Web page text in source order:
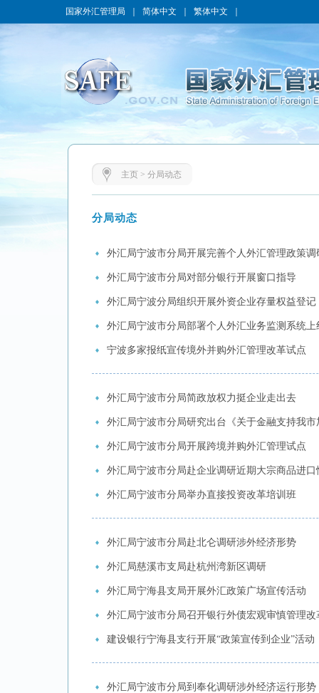
国家外汇管理局 简体中文 繁体中文
主页> 分局动态
分局动态
外汇局宁波市分局开展完善个人外汇管理政策调
外汇局宁波市分局对部分银行开展窗口指导
外汇局宁波分局组织开展外资企业存量权益登记
外汇局宁波市分局部署个人外汇业务监测系统上
宁波多家报纸宣传境外并购外汇管理改革试点
外汇局宁波市分局简政放权力挺企业走出去
外汇局宁波市分局研究出台《关于金融支持我
外汇局宁波市分局开展跨境并购外汇管理试点
外汇局宁波市分局赴企业调研近期大宗商品进口
外汇局宁波市分局举办直接投资改革培训班
外汇局宁波市分局赴北仑调研涉外经济形势
外汇局慈溪市支局赴杭州湾新区调研
外汇局宁海县支局开展外汇政策广场宣传活动
外汇局宁波市分局召开银行外债宏观审慎管理改
建设银行宁海县支行开展“政策宣传到企业”活动
外汇局宁波市分局到奉化调研涉外经济运行形势